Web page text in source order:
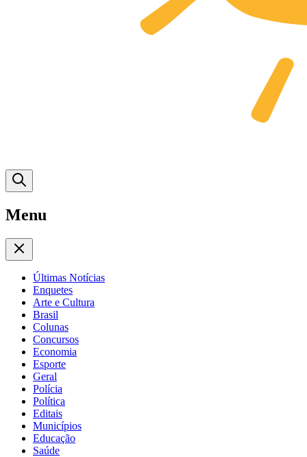
Menu
Últimas Notícias
Enquetes
Arte e Cultura
Brasil
Colunas
Concursos
Economia
Esporte
Geral
Polícia
Política
Editais
Municípios
Educação
Saúde